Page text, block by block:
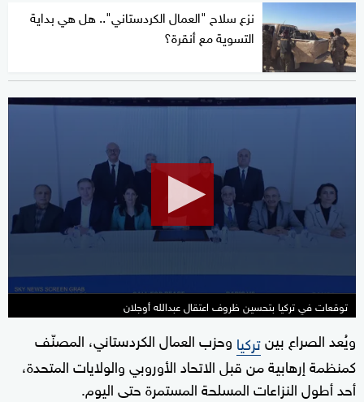
نزع سلاح "العمال الكردستاني".. هل هي بداية
التسوية مع أنقرة؟
0
minutes,
seconds
توقعات في تركيا بتحسين ظروف اعتقال عبدالله أوجلان
ويُعد الصراع بينتركيا وحزب العمال الكردستاني، المصنّف
كمنظمة إرهابية من قبل الاتحاد الأوروبي والولايات المتحدة،
أحد أطول النزاعات المسلحة المستمرة حتى اليوم.